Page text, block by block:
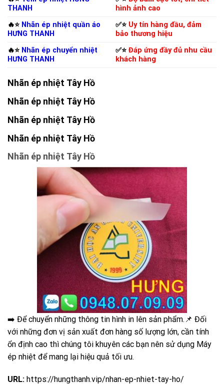
THANH
hình ảnh cao
🔥⭐️ Nhãn ép nhiệt quần áo
HƯNG THANH
✅⭐️ Uy tín hàng đầu, đảm
bảo thương hiệu
🔥⭐️ Nhãn ép chuyển nhiệt
HƯNG THANH
✅⭐️Đáp ứng đầy đủ nhu cầu
khách hàng
Nhãn ép nhiệt Tây Hồ
Nhãn ép nhiệt Tây Hồ
Nhãn ép nhiệt Tây Hồ
Nhãn ép nhiệt Tây Hồ
Nhãn ép nhiệt Tây Hồ
➡️ Để chuyển những thông tin hình in lên sản phẩm.📌 Đối
với những đơn vị sản xuất đơn hàng số lượng lớn, cần tính
ổn định cao thì chúng tôi khuyên các bạn nên sử dụng Máy
ép nhiệt để mang lại hiệu quả tối ưu.
URL: https://hungthanh.vip/nhan-ep-nhiet-tay-ho/